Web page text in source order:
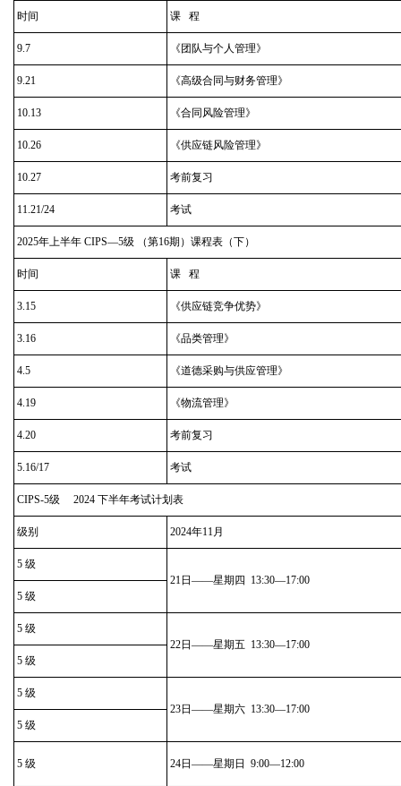
时间 课 程
9.7 《团队与个人管理》
9.21 《高级合同与财务管理》
10.13 《合同风险管理》
10.26 《供应链风险管理》
10.27 考前复习
11.21/24 考试
2025年上半年 CIPS—5级 （第16期）课程表（下）
时间 课 程
3.15 《供应链竞争优势》
3.16 《品类管理》
4.5 《道德采购与供应管理》
4.19 《物流管理》
4.20 考前复习
5.16/17 考试
CIPS-5级 2024 下半年考试计划表
级别 2024年11月
5 级
21日——星期四 13:30—17:00
5 级
5 级
22日——星期五 13:30—17:00
5 级
5 级
23日——星期六 13:30—17:00
5 级
5 级 24日——星期日 9:00—12:00